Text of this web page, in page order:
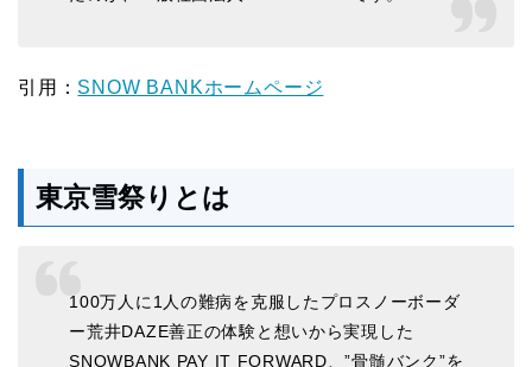
引用： SNOW BANKホームページ
東京雪祭りとは
100万人に1人の難病を克服したプロスノーボーダ
ー荒井DAZE善正の体験と想いから実現した
SNOWBANK PAY IT FORWARD、”骨髄バンク”を